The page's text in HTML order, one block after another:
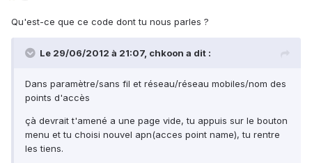
Qu'est-ce que ce code dont tu nous parles ?
Le 29/06/2012 à 21:07, chkoon a dit :
Dans paramètre/sans fil et réseau/réseau mobiles/nom des
points d'accès
çà devrait t'amené a une page vide, tu appuis sur le bouton
menu et tu choisi nouvel apn(acces point name), tu rentre
les tiens.